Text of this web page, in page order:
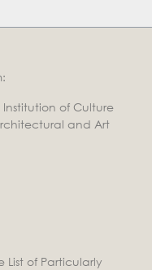
of Culture
and Art
of Particularly